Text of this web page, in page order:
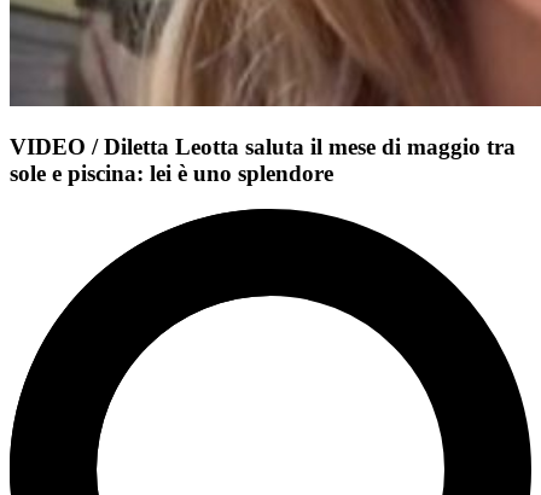
VIDEO / Diletta Leotta saluta il mese di maggio tra
sole e piscina: lei è uno splendore